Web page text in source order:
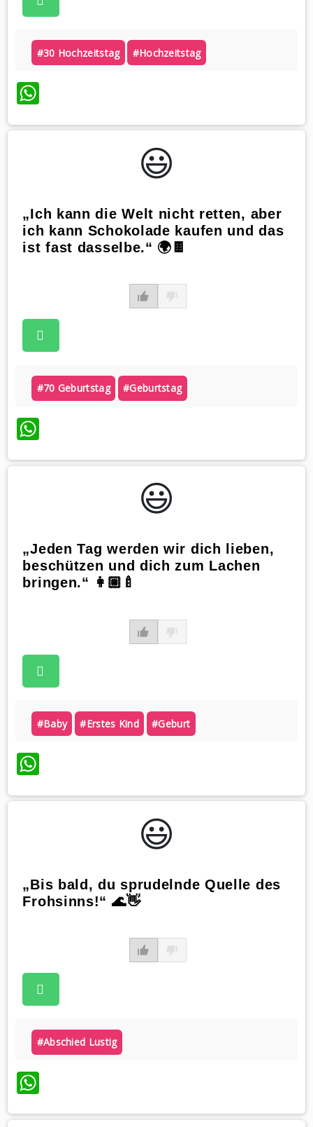
#30 Hochzeitstag #hochzeitstag
WhatsApp
😃️
„Ich kann die Welt nicht retten, aber
ich kann Schokolade kaufen und das
ist fast dasselbe.“ 🌍🍫
#70 Geburtstag #geburtstag
WhatsApp
😃️
„Jeden Tag werden wir dich lieben,
beschützen und dich zum Lachen
bringen.“ 👩🏼‍🍼
#baby #erstes Kind #geburt
WhatsApp
😃️
„Bis bald, du sprudelnde Quelle des
Frohsinns!“ 🌊👋
#abschied Lustig
WhatsApp